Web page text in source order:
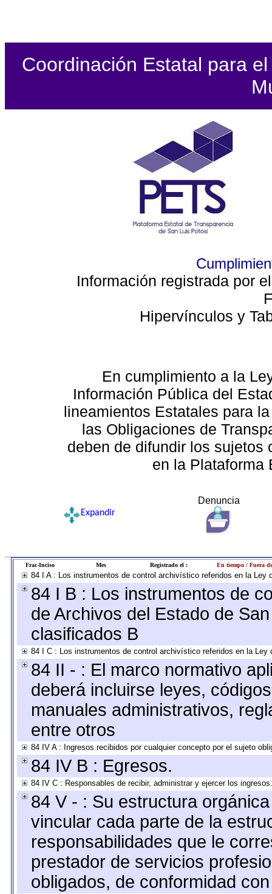
Coordinación Estatal para
Información registrada por
Hipervínculos y
En cumplimiento a la
Información Pública del
lineamientos Estatales para
las Obligaciones de
deben de difundir los sujetos
en la Plataforma
Denuncia
Expandir
Frac-Inciso Mes Registrado el : En tiempo / Fuera
84 I A : Los instrumentos de control archivístico referidos en la
84 I B : Los instrumentos de
de Archivos del Estado de
clasificados B
84 I C : Los instrumentos de control archivístico referidos en la
84 II - : El marco normativo
deberá incluirse leyes,
manuales administrativos,
entre otros
84 IV A : Ingresos recibidos por cualquier concepto por el sujeto
84 IV B : Egresos.
84 IV C : Responsables de recibir, administrar y ejercer los ingresos.
84 V - : Su estructura
vincular cada parte de la
responsabilidades que le
prestador de servicios
obligados, de conformidad